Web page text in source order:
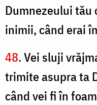
Dumnezeului tău
inimii, când erai
48. Vei sluji
trimite asupra ta
când vei fi în